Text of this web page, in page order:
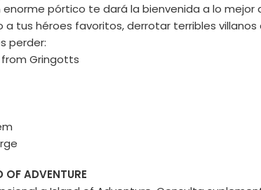
enorme pórtico te dará la bienvenida a lo
a tus héroes favoritos, derrotar terribles
perder:
from Gringotts
ADVENTURE